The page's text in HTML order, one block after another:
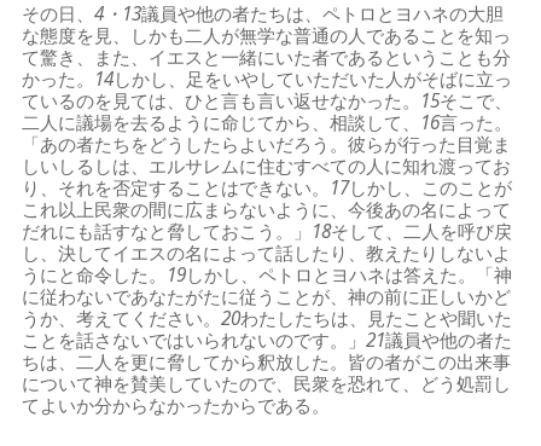
その日、4・13議員や他の者たちは、ペトロとヨハネの大胆
な態度を見、しかも二人が無学な普通の人であることを知っ
て驚き、また、イエスと一緒にいた者であるということも分
かった。 14しかし、足をいやしていただいた人がそばに立っ
ているのを見ては、ひと言も言い返せなかった。 15そこで、
二人に議場を去るように命じてから、相談して、 16言った。
「あの者たちをどうしたらよいだろう。彼らが行った目覚ま
しいしるしは、エルサレムに住むすべての人に知れ渡ってお
り、それを否定することはできない。 17しかし、このことが
これ以上民衆の間に広まらないように、今後あの名によって
だれにも話すなと脅しておこう。」 18そして、二人を呼び戻
し、決してイエスの名によって話したり、教えたりしないよ
うにと命令した。 19しかし、ペトロとヨハネは答えた。「神
に従わないであなたがたに従うことが、神の前に正しいかど
うか、考えてください。20わたしたちは、見たことや聞いた
ことを話さないではいられないのです。」21議員や他の者た
ちは、二人を更に脅してから釈放した。皆の者がこの出来事
について神を賛美していたので、民衆を恐れて、どう処罰し
てよいか分からなかったからである。